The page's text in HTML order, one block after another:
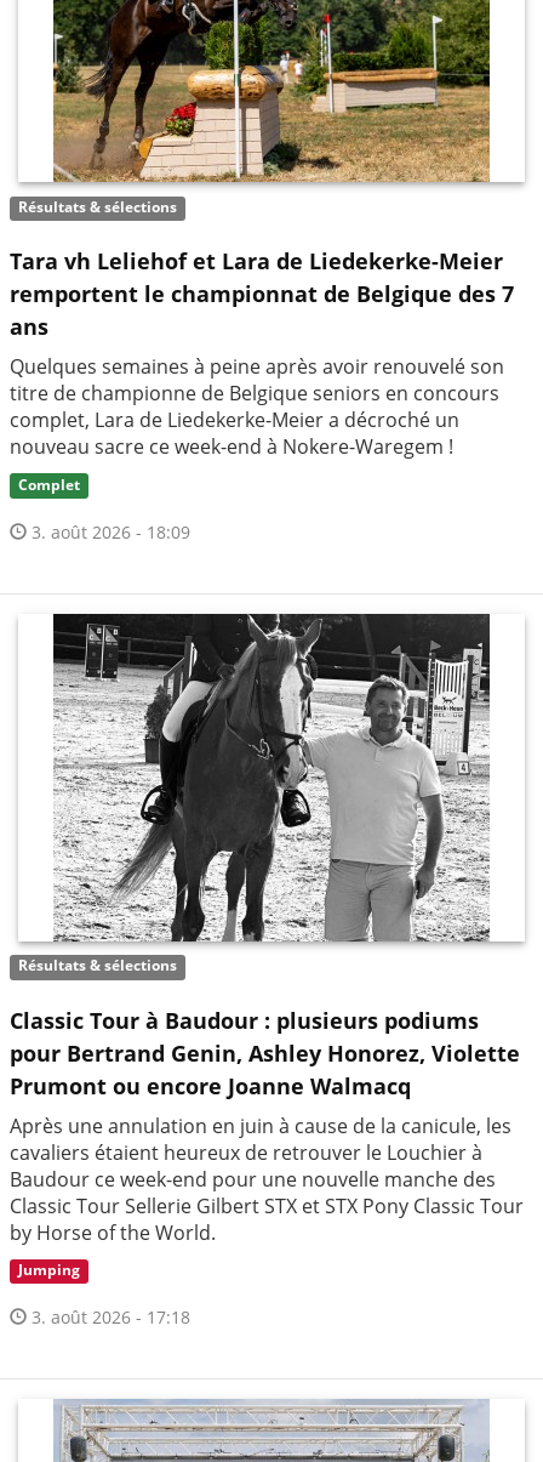
Résultats & sélections
Tara vh Leliehof et Lara de Liedekerke-Meier
remportent le championnat de Belgique des 7
ans
Quelques semaines à peine après avoir renouvelé son
titre de championne de Belgique seniors en concours
complet, Lara de Liedekerke-Meier a décroché un
nouveau sacre ce week-end à Nokere-Waregem !
Complet
3. août 2026 - 18:09
Résultats & sélections
Classic Tour à Baudour : plusieurs podiums
pour Bertrand Genin, Ashley Honorez, Violette
Prumont ou encore Joanne Walmacq
Après une annulation en juin à cause de la canicule, les
cavaliers étaient heureux de retrouver le Louchier à
Baudour ce week-end pour une nouvelle manche des
Classic Tour Sellerie Gilbert STX et STX Pony Classic Tour
by Horse of the World.
Jumping
3. août 2026 - 17:18